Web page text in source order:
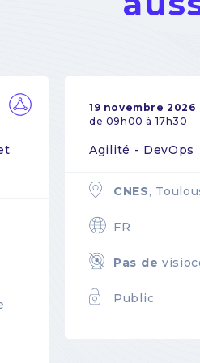
19 novembre 2026
de 09h00 à 17h30
Agilité - DevOps
CNES,
FR
Pas de
Public